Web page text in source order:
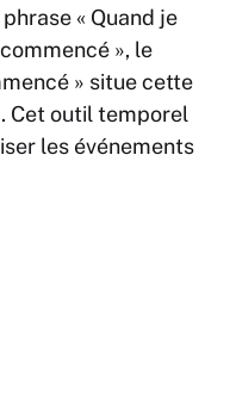
« Quand je
», le
» situe cette
Cet outil temporel
les événements